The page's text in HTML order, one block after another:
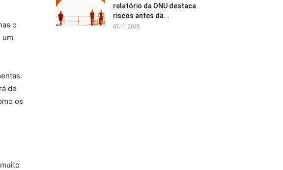
o
um
de
os
relatório da ONU destaca
riscos antes da...
07.11.2025